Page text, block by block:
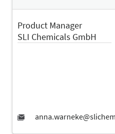
Product Manager
SLI Chemicals GmbH